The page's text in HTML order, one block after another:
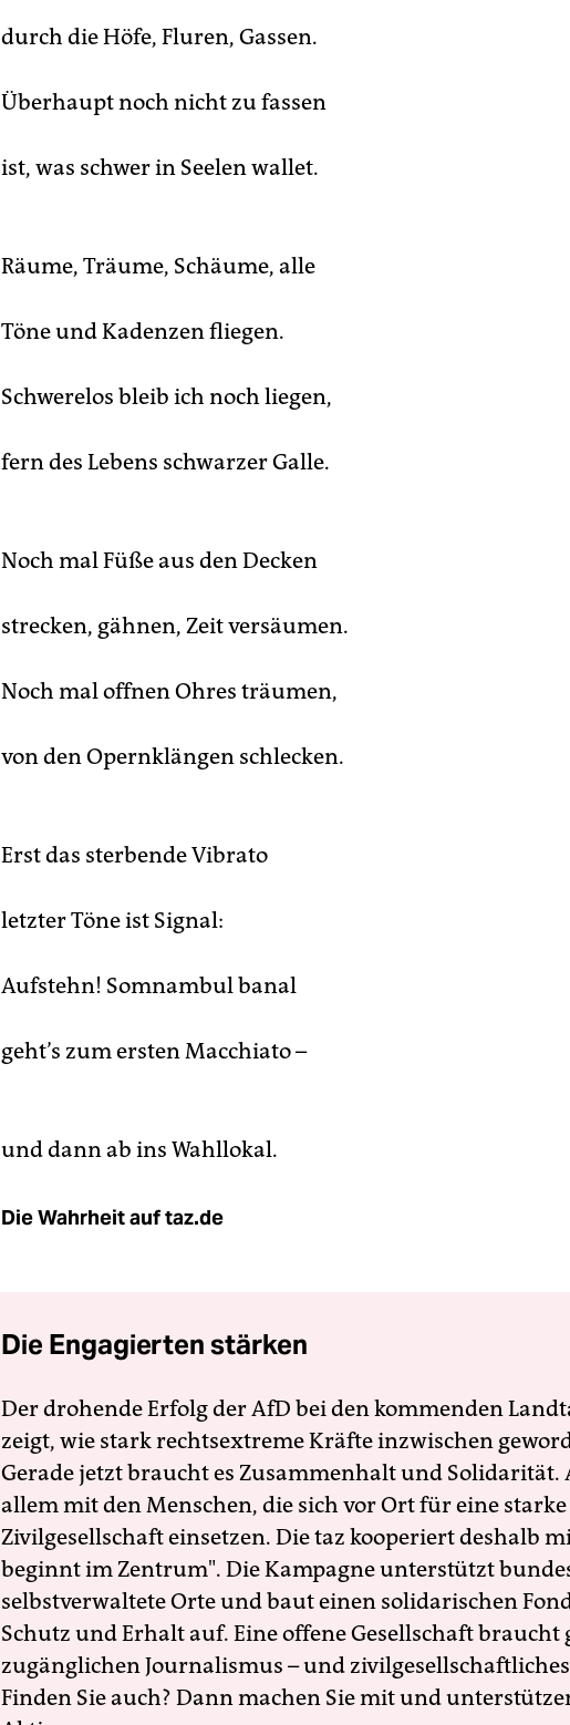
durch die Höfe, Fluren, Gassen.
Überhaupt noch nicht zu fassen
ist, was schwer in Seelen wallet.
Räume, Träume, Schäume, alle
Töne und Kadenzen fliegen.
Schwerelos bleib ich noch liegen,
fern des Lebens schwarzer Galle.
Noch mal Füße aus den Decken
strecken, gähnen, Zeit versäumen.
Noch mal offnen Ohres träumen,
von den Opernklängen schlecken.
Erst das sterbende Vibrato
letzter Töne ist Signal:
Aufstehn! Somnambul banal
geht’s zum ersten Macchiato –
und dann ab ins Wahllokal.
Die Wahrheit auf taz.de
Die Engagierten stärken
Der drohende Erfolg der AfD bei den kommenden
zeigt, wie stark rechtsextreme Kräfte inzwischen
Gerade jetzt braucht es Zusammenhalt und Solidarität.
allem mit den Menschen, die sich vor Ort für eine starke
Zivilgesellschaft einsetzen. Die taz kooperiert deshalb
beginnt im Zentrum". Die Kampagne unterstützt
selbstverwaltete Orte und baut einen solidarischen
Schutz und Erhalt auf. Eine offene Gesellschaft braucht
zugänglichen Journalismus – und
Finden Sie auch? Dann machen Sie mit und